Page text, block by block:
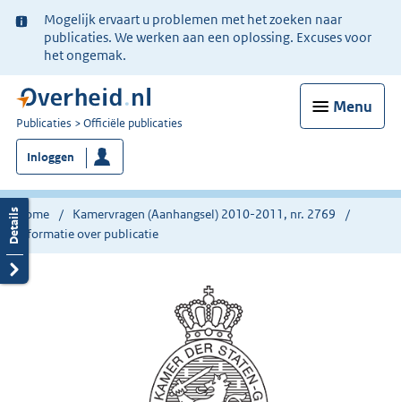
Ter
informatie:
Mogelijk ervaart u problemen met het zoeken naar
publicaties. We werken aan een oplossing. Excuses voor
het ongemak.
Menu
U
bent
nu
hier:
Publicaties Officiële publicaties
Inloggen
Home
Kamervragen (Aanhangsel) 2010-2011, nr. 2769
Informatie over publicatie